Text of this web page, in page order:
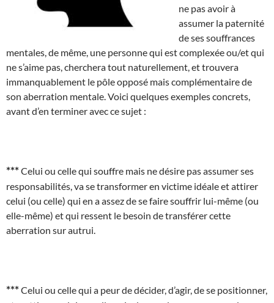
ne pas avoir à
assumer la paternité
de ses souffrances
mentales, de même, une personne qui est complexée ou/et qui
ne s’aime pas, cherchera tout naturellement, et trouvera
immanquablement le pôle opposé mais complémentaire de
son aberration mentale. Voici quelques exemples concrets,
avant d’en terminer avec ce sujet :
***Celui ou celle qui souffre mais ne désire pas assumer ses
responsabilités, va se transformer en victime idéale et attirer
celui (ou celle) qui en a assez de se faire souffrir lui-même (ou
elle-même) et qui ressent le besoin de transférer cette
aberration sur autrui.
***Celui ou celle qui a peur de décider, d’agir, de se positionner,